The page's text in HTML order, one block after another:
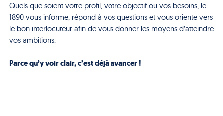
Quels que soient votre profil, votre objectif ou vos besoins, le
1890 vous informe, répond à vos questions et vous oriente vers
le bon interlocuteur afin de vous donner les moyens d’atteindre
vos ambitions.
Parce qu’y voir clair, c’est déjà avancer !